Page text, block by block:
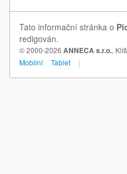
Tato informační stránka o
redigován.
© 2000-2026 ANNECA s.r.o.,
Mobilní
Tablet |